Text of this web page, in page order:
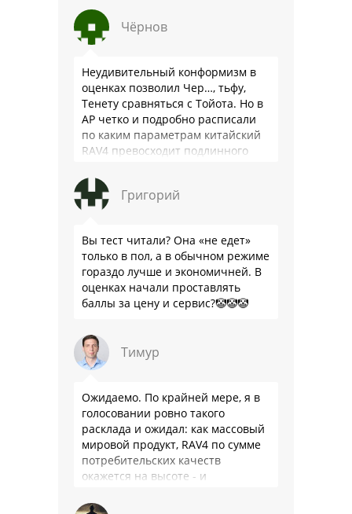
Чёрнов
Неудивительный конформизм в
оценках позволил Чер…, тьфу,
Тенету сравняться с Тойота. Но в
АР четко и подробно расписали
по каким параметрам китайский
RAV4 превосходит подлинного
подвеска едет ровно и приятно …
Григорий
Вы тест читали? Она «не едет»
только в пол, а в обычном режиме
гораздо лучше и экономичней. В
оценках начали проставлять
баллы за цену и сервис?🤡🤡🤡
Тимур
Ожидаемо. По крайней мере, я в
голосовании ровно такого
расклада и ожидал: как массовый
мировой продукт, RAV4 по сумме
потребительских качеств
окажется на высоте - и
такое слово …